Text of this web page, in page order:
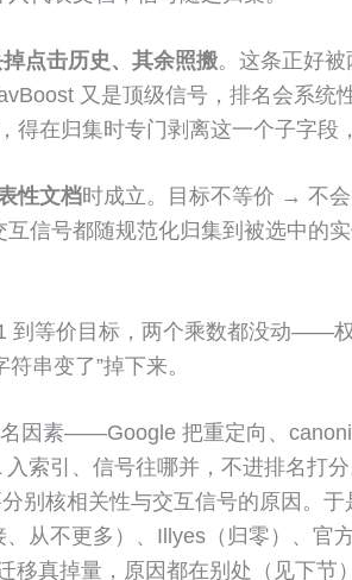
点击历史、其余照搬。这条正好
又是顶级信号，排名会系统
在归集时专门剥离这一个子字段
性文档时成立。目标不等价 → 不
信号都随规范化归集到被选中的实
到等价目标，两个乘数都没动——
串变了”掉下来。
因素——Google 把重定向、
索引、信号往哪并，不进排名打
核相关性与交互信号的原因。
不更多）、Illyes（归零）、官
移真掉量，原因都在别处（见下节）